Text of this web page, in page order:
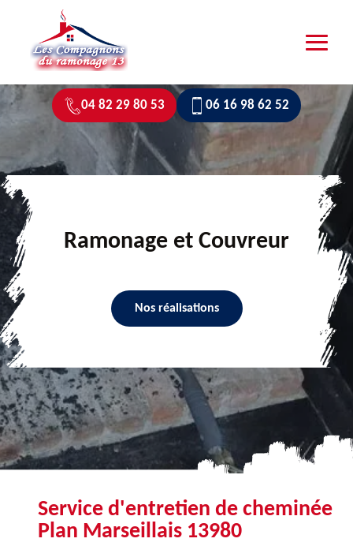
04 82 29 80 53 06 16 98 62 52
Ramonage et Couvreur
Nos réalisations
Service d'entretien de cheminée
Plan Marseillais 13980